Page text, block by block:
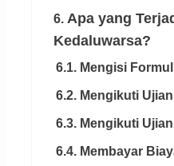
6. Apa yang
Kedaluwarsa?
6.1. Mengisi
6.2. Mengikuti
6.3. Mengikuti
6.4. Membayar